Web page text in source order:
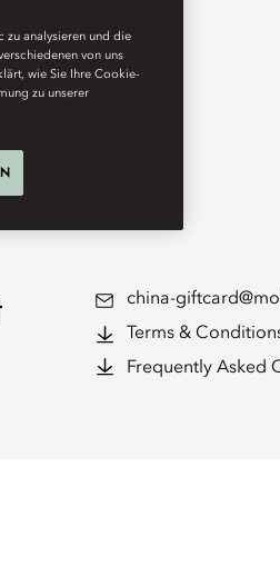
china-
Terms &
Frequently Asked
zu analysieren und die
von uns
wie Sie Ihre Cookie-
zu unserer